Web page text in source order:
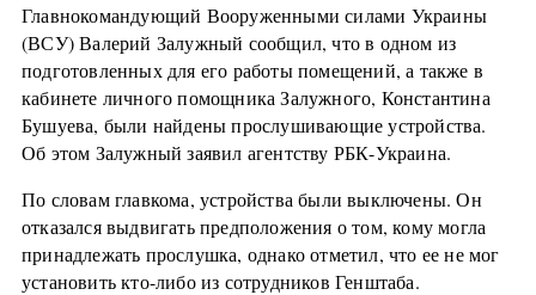
Главнокомандующий Вооруженными силами Украины
(ВСУ) Валерий Залужный сообщил, что в одном из
подготовленных для его работы помещений, а также в
кабинете личного помощника Залужного, Константина
Бушуева, были найдены прослушивающие устройства.
Об этом Залужный заявил агентству РБК-Украина.
По словам главкома, устройства были выключены. Он
отказался выдвигать предположения о том, кому могла
принадлежать прослушка, однако отметил, что ее не мог
установить кто-либо из сотрудников Генштаба.